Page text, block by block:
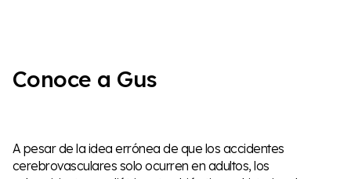
Conoce a Gus
A pesar de la idea errónea de que los accidentes
cerebrovasculares solo ocurren en adultos, los